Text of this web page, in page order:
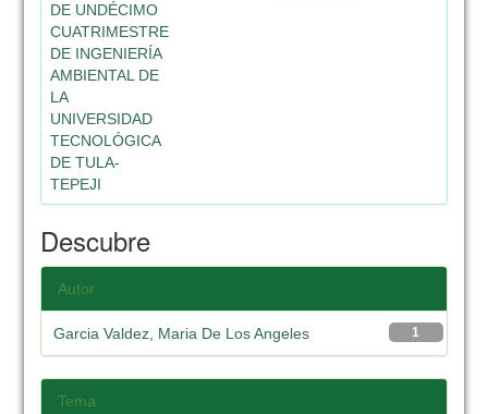
DE UNDÉCIMO
CUATRIMESTRE
DE INGENIERÍA
AMBIENTAL DE
LA
UNIVERSIDAD
TECNOLÓGICA
DE TULA-
TEPEJI
Descubre
Autor
1
Garcia Valdez, Maria De Los Angeles
Tema